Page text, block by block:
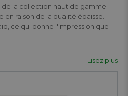
la collection haut de gamme
en raison de la qualité épaisse.
ce qui donne l'impression que
Lisez plus